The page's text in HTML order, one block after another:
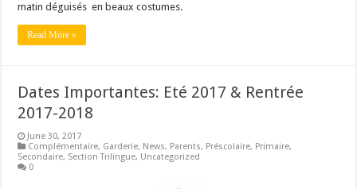
matin déguisés en beaux costumes.
Read More »
Dates Importantes: Eté 2017 & Rentrée
2017-2018
June 30, 2017
Complémentaire, Garderie, News, Parents, Préscolaire, Primaire,
Secondaire, Section Trilingue, Uncategorized
0